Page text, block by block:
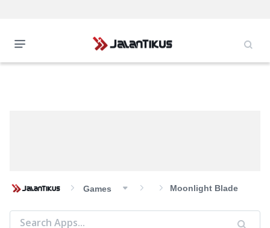
Games Moonlight Blade